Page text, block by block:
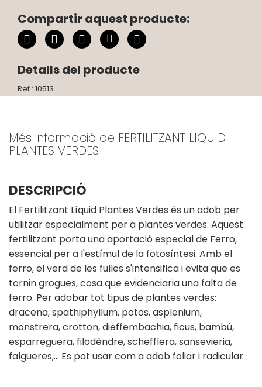
Compartir aquest producte:
Detalls del producte
Ref.: 10513
Més informació de FERTILITZANT LIQUID
PLANTES VERDES
DESCRIPCIÓ
El Fertilitzant Líquid Plantes Verdes és un adob per
utilitzar especialment per a plantes verdes. Aquest
fertilitzant porta una aportació especial de Ferro,
essencial per a l'estímul de la fotosíntesi. Amb el
ferro, el verd de les fulles s'intensifica i evita que es
tornin grogues, cosa que evidenciaria una falta de
ferro. Per adobar tot tipus de plantes verdes:
dracena, spathiphyllum, potos, asplenium,
monstrera, crotton, dieffembachia, ficus, bambú,
esparreguera, filodèndre, schefflera, sansevieria,
falgueres,… Es pot usar com a adob foliar i radicular.